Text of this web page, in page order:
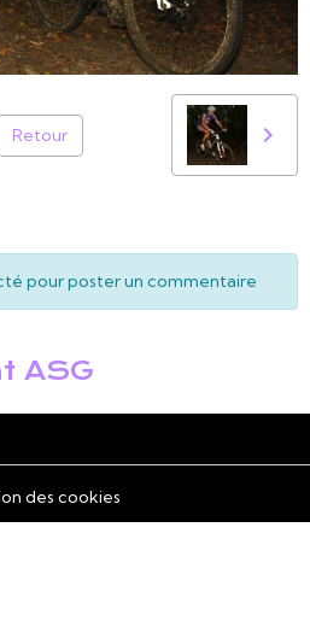
Retour
pour poster un commentaire
ASG
des cookies